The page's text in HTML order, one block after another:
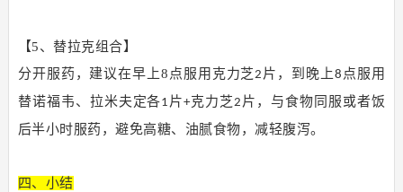
【5、替拉克组合】
分开服药，建议在早上8点服用克力芝2 片，到晚上8 点服用
替诺福韦、拉米夫定各1 片+克力芝2 片，与食物同服或者饭
后半小时服药，避免高糖、油腻食物，减轻腹泻。
四、小结